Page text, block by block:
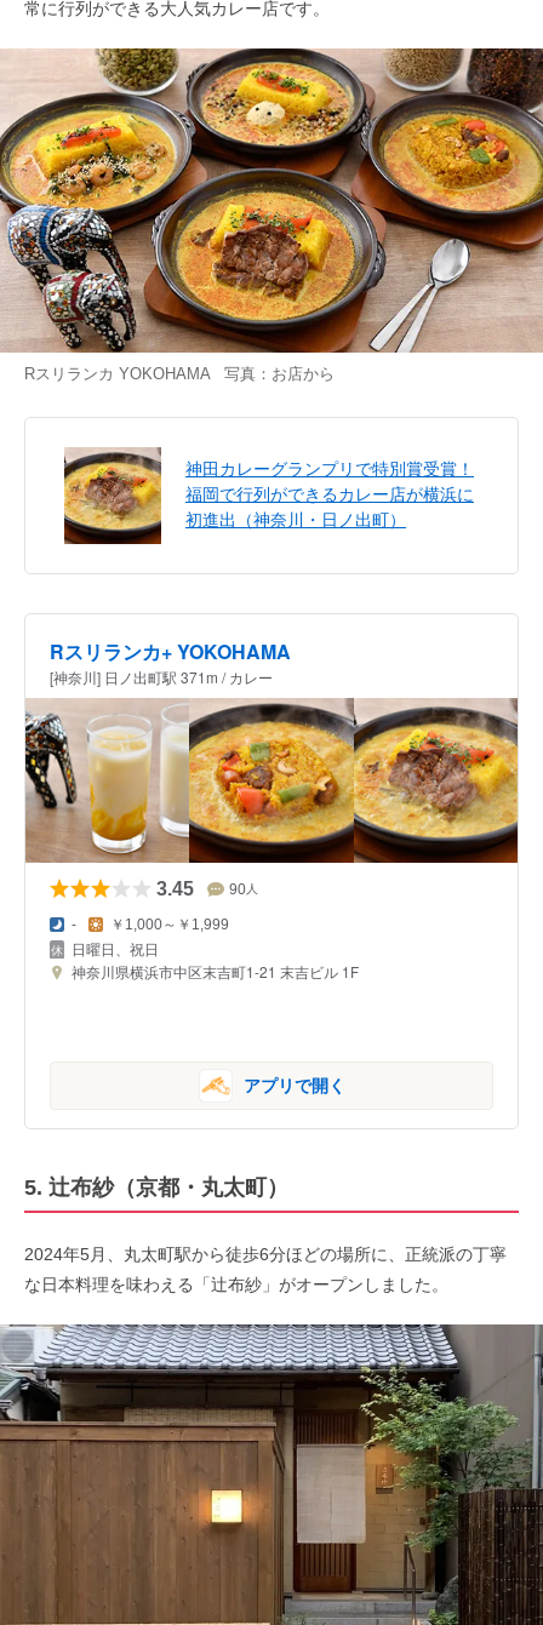
常に行列ができる大人気カレー店です。
Rスリランカ YOKOHAMA 写真：お店から
神田カレーグランプリで特別賞受賞！
福岡で行列ができるカレー店が横浜に
初進出（神奈川・日ノ出町）
Rスリランカ+ YOKOHAMA
[神奈川] 日ノ出町駅 371m / カレー
3.45 90人
- ￥1,000～￥1,999
日曜日、祝日
神奈川県横浜市中区末吉町1-21 末吉ビル 1F
アプリで開く
5. 辻布紗（京都・丸太町）
2024年5月、丸太町駅から徒歩6分ほどの場所に、正統派の丁寧
な日本料理を味わえる「辻布紗」がオープンしました。